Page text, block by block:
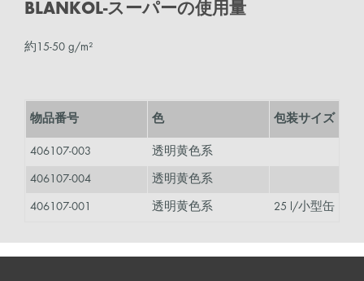
BLANKOL-スーパーの使用量
約15-50 g/m²
物品番号 色 包装サイズ
406107-003 透明黄色系
406107-004 透明黄色系
406107-001 透明黄色系 25 l/小型缶